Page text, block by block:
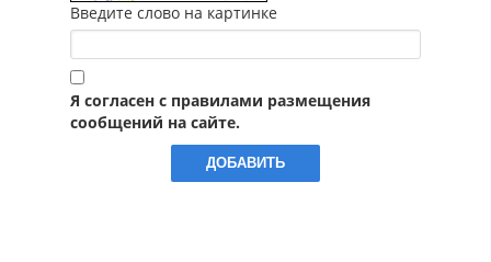
Введите слово на картинке
Я согласен с правилами размещения
сообщений на сайте.